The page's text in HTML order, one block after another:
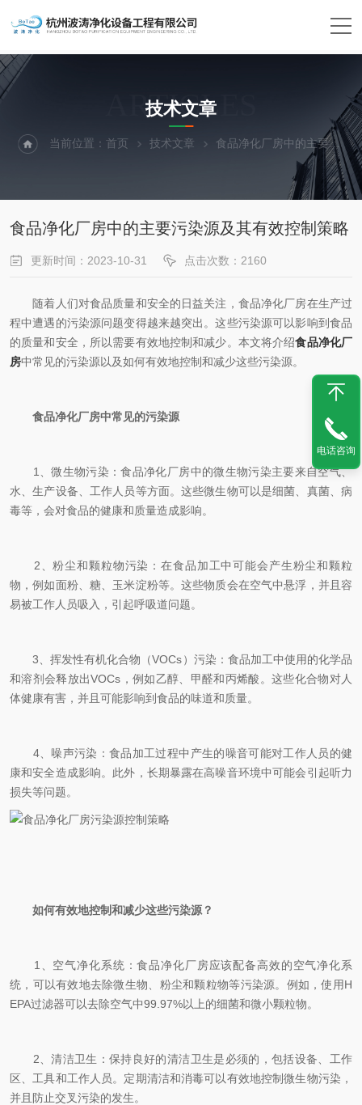
ARTICLES
技术文章
当前位置：首页 技术文章 食品净化厂房中的主要污染源及其有效控制策略
食品净化厂房中的主要污染源及其有效控制策略
更新时间：2023-10-31 点击次数：2160
随着人们对食品质量和安全的日益关注，食品净化厂房在生产过
程中遭遇的污染源问题变得越来越突出。这些污染源可以影响到食品
的质量和安全，所以需要有效地控制和减少。本文将介绍食品净化厂
房中常见的污染源以及如何有效地控制和减少这些污染源。
食品净化厂房中常见的污染源
1、微生物污染：食品净化厂房中的微生物污染主要来自空气、
水、生产设备、工作人员等方面。这些微生物可以是细菌、真菌、病
毒等，会对食品的健康和质量造成影响。
2、粉尘和颗粒物污染：在食品加工中可能会产生粉尘和颗粒
物，例如面粉、糖、玉米淀粉等。这些物质会在空气中悬浮，并且容
易被工作人员吸入，引起呼吸道问题。
3、挥发性有机化合物（VOCs）污染：食品加工中使用的化学品
和溶剂会释放出VOCs，例如乙醇、甲醛和丙烯酸。这些化合物对人
体健康有害，并且可能影响到食品的味道和质量。
4、噪声污染：食品加工过程中产生的噪音可能对工作人员的健
康和安全造成影响。此外，长期暴露在高噪音环境中可能会引起听力
损失等问题。
如何有效地控制和减少这些污染源？
1、空气净化系统：食品净化厂房应该配备高效的空气净化系
统，可以有效地去除微生物、粉尘和颗粒物等污染源。例如，使用H
EPA过滤器可以去除空气中99.97%以上的细菌和微小颗粒物。
2、清洁卫生：保持良好的清洁卫生是必须的，包括设备、工作
区、工具和工作人员。定期清洁和消毒可以有效地控制微生物污染，
并且防止交叉污染的发生。
电话咨询